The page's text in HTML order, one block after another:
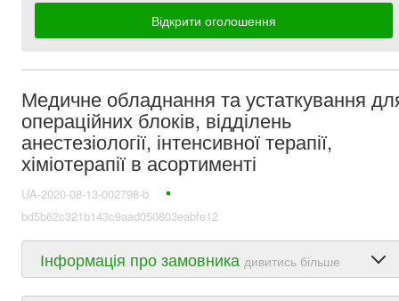
Відкрити оголошення
Медичне обладнання та устаткування
операційних блоків, відділень
анестезіології, інтенсивної терапії,
хіміотерапії в асортименті
UA-2020-08-13-002798-b
bd5b62c321b143c9aad050803eabfe12
Інформація про замовника дивитись більше